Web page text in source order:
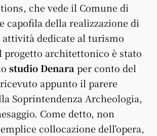
che vede il Comune di
capofila della realizzazione di
dedicate al turismo
progetto architettonico è stato
studio Denara per conto del
appunto il parere
Soprintendenza Archeologia,
Come detto, non
collocazione dell’opera,